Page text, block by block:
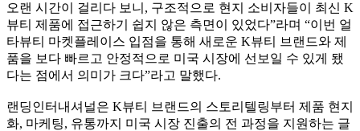
오랜 시간이 걸리다 보니, 구조적으로 현지 소비자들이 최신 K
뷰티 제품에 접근하기 쉽지 않은 측면이 있었다”라며 “이번 얼
타뷰티 마켓플레이스 입점을 통해 새로운 K뷰티 브랜드와 제
품을 보다 빠르고 안정적으로 미국 시장에 선보일 수 있게 됐
다는 점에서 의미가 크다”라고 말했다.
랜딩인터내셔널은 K뷰티 브랜드의 스토리텔링부터 제품 현지
화, 마케팅, 유통까지 미국 시장 진출의 전 과정을 지원하는 글